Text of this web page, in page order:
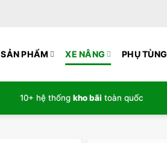
SẢN PHẨM XE NÂNG PHỤ TÙNG
10+ hệ thống kho bãi toàn quốc